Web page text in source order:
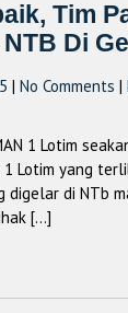
Tim
Di
| No Comments |
1 Lotim
1 Lotim yang
digelar di NTb
[…]